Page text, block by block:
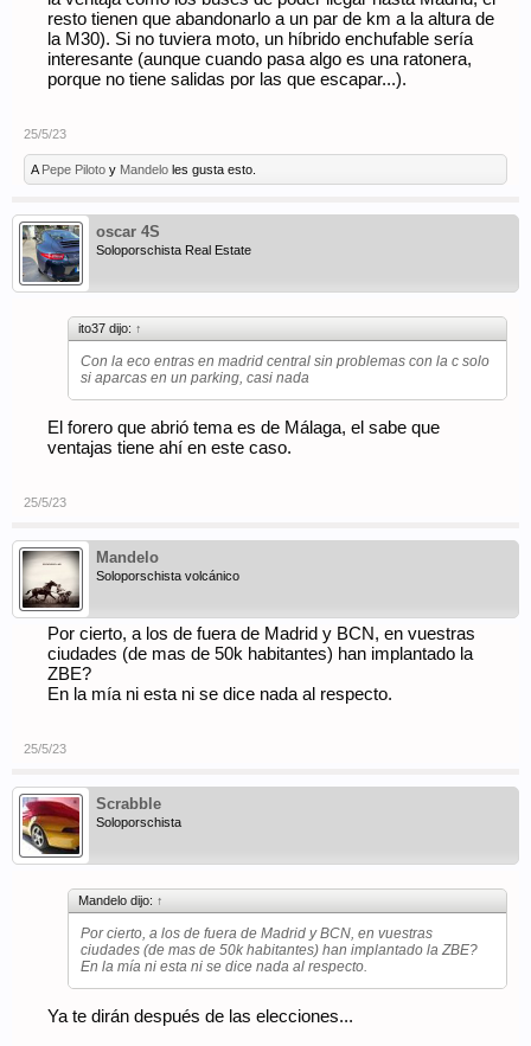
resto tienen que abandonarlo a un par de km a la altura de
la M30). Si no tuviera moto, un híbrido enchufable sería
interesante (aunque cuando pasa algo es una ratonera,
porque no tiene salidas por las que escapar...).
25/5/23
A Pepe Piloto y Mandelo les gusta esto.
oscar 4S
Soloporschista Real Estate
ito37 dijo: ↑
Con la eco entras en madrid central sin problemas con la c solo
si aparcas en un parking, casi nada
El forero que abrió tema es de Málaga, el sabe que
ventajas tiene ahí en este caso.
25/5/23
Mandelo
Soloporschista volcánico
Por cierto, a los de fuera de Madrid y BCN, en vuestras
ciudades (de mas de 50k habitantes) han implantado la
ZBE?
En la mía ni esta ni se dice nada al respecto.
25/5/23
Scrabble
Soloporschista
Mandelo dijo: ↑
Por cierto, a los de fuera de Madrid y BCN, en vuestras
ciudades (de mas de 50k habitantes) han implantado la ZBE?
En la mía ni esta ni se dice nada al respecto.
Ya te dirán después de las elecciones...